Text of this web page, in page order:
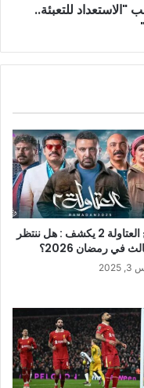
"الاستعداد للتعبئة..
مخرج العتاولة 2 يكشف : هل ننتظر
في رمضان 2026؟